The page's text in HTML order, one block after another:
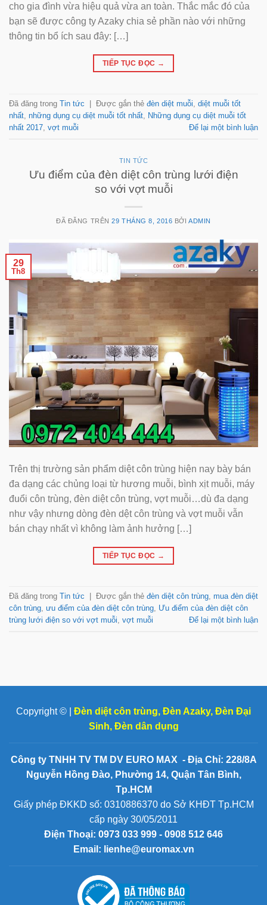
cho gia đình vừa hiệu quả vừa an toàn. Thắc mắc đó của
bạn sẽ được công ty Azaky chia sẻ phần nào với những
thông tin bổ ích sau đây: […]
TIẾP TỤC ĐỌC →
Đã đăng trong Tin tức Được gắn thẻ đèn diệt muỗi, diệt muỗi tốt
nhất, những dụng cụ diệt muỗi tốt nhất, Những dụng cụ diệt muỗi tốt
nhất 2017, vợt muỗi Để lại một bình luận
TIN TỨC
Ưu điểm của đèn diệt côn trùng lưới điện
so với vợt muỗi
ĐÃ ĐĂNG TRÊN29 THÁNG 8, 2016 BỞIADMIN
29
Th8
Trên thị trường sản phẩm diệt côn trùng hiện nay bày bán
đa dạng các chủng loại từ hương muỗi, bình xịt muỗi, máy
đuổi côn trùng, đèn diệt côn trùng, vợt muỗi…dù đa dạng
như vậy nhưng dòng đèn dệt côn trùng và vợt muỗi vẫn
bán chạy nhất vì không làm ảnh hưởng […]
TIẾP TỤC ĐỌC →
Đã đăng trong Tin tức Được gắn thẻ đèn diệt côn trùng, mua đèn diệt
côn trùng, ưu điểm của đèn diệt côn trùng, Ưu điểm của đèn diệt côn
trùng lưới điện so với vợt muỗi, vợt muỗi Để lại một bình luận
Copyright © | Đèn diệt côn trùng, Đèn Azaky, Đèn Đại
Sinh, Đèn dân dụng
Công ty TNHH TV TM DV EURO MAX - Địa Chỉ: 228/8A
Nguyễn Hồng Đào, Phường 14, Quận Tân Bình,
Tp.HCM
Giấy phép ĐKKD số: 0310886370 do Sở KHĐT Tp.HCM
cấp ngày 30/05/2011
Điện Thoại: 0973 033 999 - 0908 512 646
Email: lienhe@euromax.vn